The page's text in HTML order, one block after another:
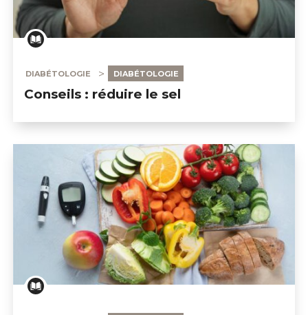
DIABÉTOLOGIE DIABÉTOLOGIE
Conseils : réduire le sel